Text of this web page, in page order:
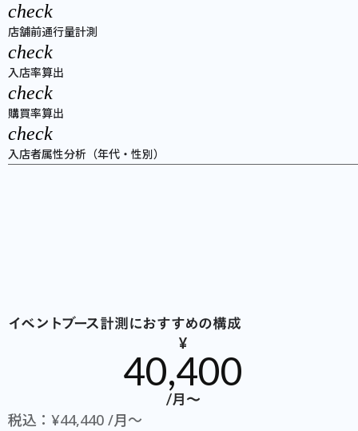
check
店舗前通行量計測
check
入店率算出
check
購買率算出
check
入店者属性分析（年代・性別）
イベントブース計測におすすめの構成
¥
40,400
/月〜
税込：¥44,440 /月〜